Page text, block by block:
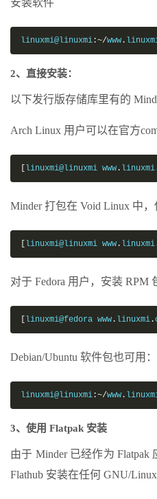
安装软件
linuxmi@linuxmi :~/www .
2、直接安装：
以下发行版存储库里有的
Arch Linux 用户可以在官方
linuxmi@linuxmi www . linuxmi
Minder 打包在 Void Linux 中，
linuxmi@linuxmi www . linuxmi
对于 Fedora 用户，安装 RPM
linuxmi@fedora www . linuxmi .
Debian/Ubuntu 软件包也可用：
linuxmi@linuxmi :~/www .
3、使用 Flatpak 安装
由于 Minder 已经作为
Flathub 安装在任何 GNU/Linux